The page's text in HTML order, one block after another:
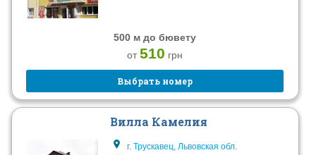
500 м до бювету
от510 грн
Выбрать номер
Вилла Камелия
г. Трускавец, Львовская обл.